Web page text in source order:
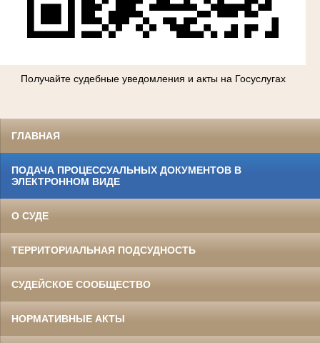
Получайте судебные уведомления и акты на Госуслугах
ГЛАВНАЯ
ПОДАЧА ПРОЦЕССУАЛЬНЫХ ДОКУМЕНТОВ В
ЭЛЕКТРОННОМ ВИДЕ
О СУДЕ
ТЕРРИТОРИАЛЬНАЯ ПОДСУДНОСТЬ
СУДЕЙСКОЕ СООБЩЕСТВО
НОРМАТИВНЫЕ АКТЫ